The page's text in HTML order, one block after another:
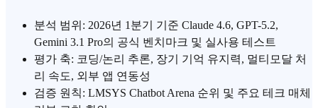
분석 범위: 2026년 1분기 기준 Claude 4.6, GPT-5.2,
Gemini 3.1 Pro의 공식 벤치마크 및 실사용 테스트
평가 축: 코딩/논리 추론, 장기 기억 유지력, 멀티모달 처
리 속도, 외부 앱 연동성
검증 원칙: LMSYS Chatbot Arena 순위 및 주요 테크 매체